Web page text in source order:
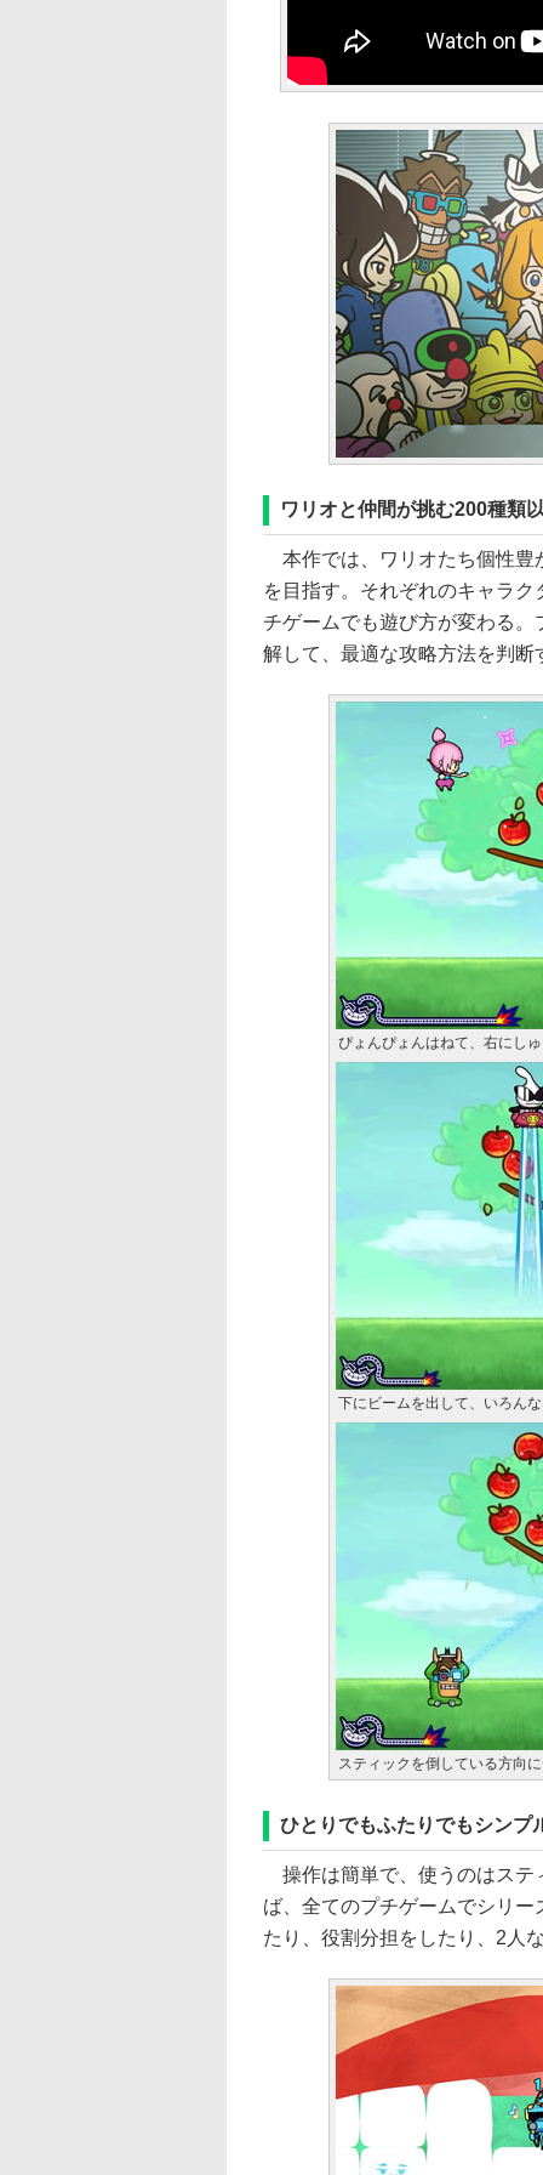
ワリオと仲間が挑む200種類
本作では、ワリオたち個性豊
を目指す。それぞれのキャラ
チゲームでも遊び方が変わる
解して、最適な攻略方法を判
ぴょんぴょんはねて、右にし
下にビームを出して、いろん
スティックを倒している方向
ひとりでもふたりでもシンプ
操作は簡単で、使うのはステ
ば、全てのプチゲームでシリ
たり、役割分担をしたり、2人